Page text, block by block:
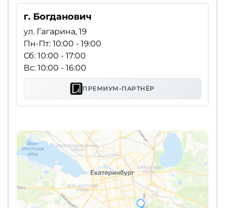
г. Богданович
ул. Гагарина, 19
Пн-Пт: 10:00 - 19:00
Сб: 10:00 - 17:00
Вс: 10:00 - 16:00
ПРЕМИУМ-ПАРТНЁР